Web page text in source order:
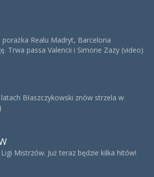
porażka Realu Madryt, Barcelona
Trwa passa Valencii i Simone Zazy (video)
Błaszczykowski znów strzela w
Mistrzów. Już teraz będzie kilka hitów!